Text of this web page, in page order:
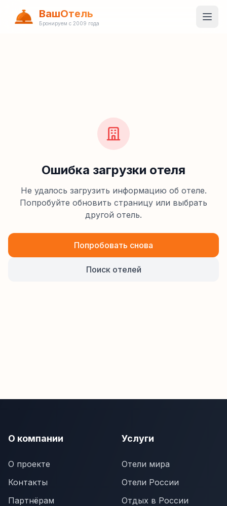
ВашОтель
Бронируем с 2009 года
Ошибка загрузки отеля
Не удалось загрузить информацию об отеле.
Попробуйте обновить страницу или выбрать
другой отель.
Попробовать снова
Поиск отелей
О компании
О проекте
Контакты
Партнёрам
Услуги
Отели мира
Отели России
Отдых в России